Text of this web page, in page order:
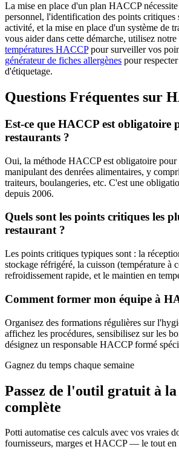
La mise en place d'un plan HACCP
personnel, l'identification des points critiques
activité, et la mise en place d'un système de
vous aider dans cette démarche, utilisez notre
températures HACCPpour surveiller vos
générateur de fiches allergènes pour
d'étiquetage.
Questions Fréquentes sur
Est-ce que HACCP est obligatoire
restaurants ?
Oui, la méthode HACCP est obligatoire pour
manipulant des denrées alimentaires, y
traiteurs, boulangeries, etc. C'est une
depuis 2006.
Quels sont les points critiques les
restaurant ?
Les points critiques typiques sont : la
stockage réfrigéré, la cuisson (température à
refroidissement rapide, et le maintien en
Comment former mon équipe à
Organisez des formations régulières sur
affichez les procédures, sensibilisez sur les
désignez un responsable HACCP formé
Gagnez du temps chaque semaine
Passez de l'outil gratuit à la
complète
Potti automatise ces calculs avec vos vraies
fournisseurs, marges et HACCP — le tout en